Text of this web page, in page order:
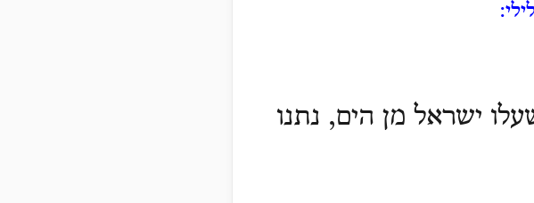
ישראל מן הים, נתנו